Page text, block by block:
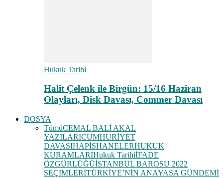
Hukuk Tarihi
Halit Çelenk ile Birgün: 15/16 Haziran
Olayları, Disk Davası, Commer Davası
DOSYA
TümüCEMAL BALİ AKAL
YAZILARICUMHURİYET
DAVASIHAPİSHANELERHUKUK
KURAMLARIHukuk TarihiİFADE
ÖZGÜRLÜĞÜİSTANBUL BAROSU 2022
SEÇİMLERİTÜRKİYE’NİN ANAYASA GÜNDEMİ